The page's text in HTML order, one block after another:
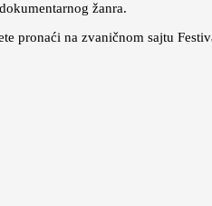
žanra.
pronaći na zvaničnom sajtu